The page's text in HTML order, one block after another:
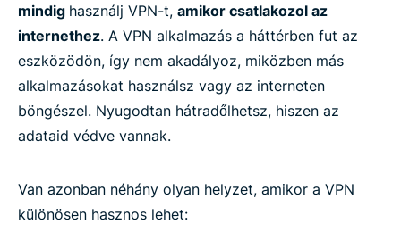
mindig használj VPN-t, amikor csatlakozol az
internethez. A VPN alkalmazás a háttérben fut az
eszközödön, így nem akadályoz, miközben más
alkalmazásokat használsz vagy az interneten
böngészel. Nyugodtan hátradőlhetsz, hiszen az
adataid védve vannak.
Van azonban néhány olyan helyzet, amikor a VPN
különösen hasznos lehet: